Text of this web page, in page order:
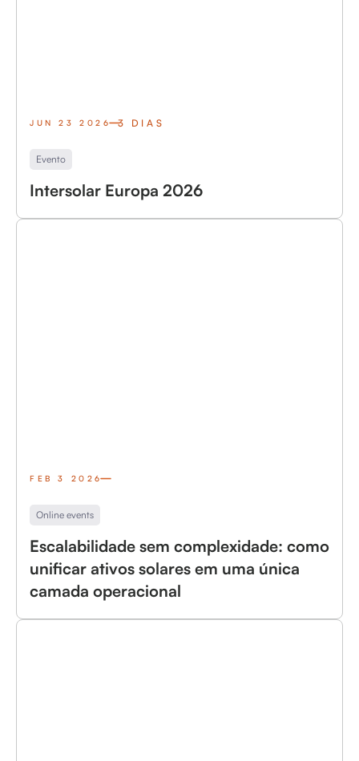
JUN 23 2026 3 DIAS
Evento
Intersolar Europa 2026
FEB 3 2026
Online events
Escalabilidade sem complexidade: como
unificar ativos solares em uma única
camada operacional